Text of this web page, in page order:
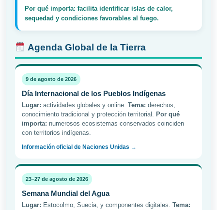
Por qué importa: facilita identificar islas de calor,
sequedad y condiciones favorables al fuego.
Agenda Global de la Tierra
9 de agosto de 2026
Día Internacional de los Pueblos Indígenas
Lugar: actividades globales y online. Tema: derechos,
conocimiento tradicional y protección territorial. Por qué
importa: numerosos ecosistemas conservados coinciden
con territorios indígenas.
Información oficial de Naciones Unidas →
23–27 de agosto de 2026
Semana Mundial del Agua
Lugar: Estocolmo, Suecia, y componentes digitales. Tema: